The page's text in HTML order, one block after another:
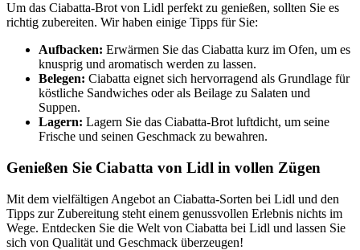
Um das Ciabatta-Brot von Lidl perfekt zu genießen, sollten Sie es
richtig zubereiten. Wir haben einige Tipps für Sie:
Aufbacken: Erwärmen Sie das Ciabatta kurz im Ofen, um es
knusprig und aromatisch werden zu lassen.
Belegen: Ciabatta eignet sich hervorragend als Grundlage für
köstliche Sandwiches oder als Beilage zu Salaten und
Suppen.
Lagern: Lagern Sie das Ciabatta-Brot luftdicht, um seine
Frische und seinen Geschmack zu bewahren.
Genießen Sie Ciabatta von Lidl in vollen Zügen
Mit dem vielfältigen Angebot an Ciabatta-Sorten bei Lidl und den
Tipps zur Zubereitung steht einem genussvollen Erlebnis nichts im
Wege. Entdecken Sie die Welt von Ciabatta bei Lidl und lassen Sie
sich von Qualität und Geschmack überzeugen!